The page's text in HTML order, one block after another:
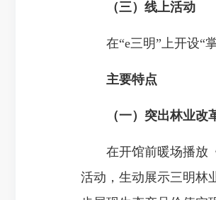
（三）线上活动
在“e三明”上开设“
主要特点
（一）突出林业改
在开馆前暖场播放《
活动，生动展示三明林